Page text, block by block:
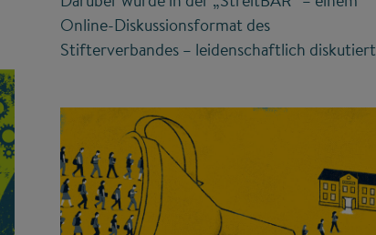
Online-Diskussionsformat des
Stifterverbandes – leidenschaftlich